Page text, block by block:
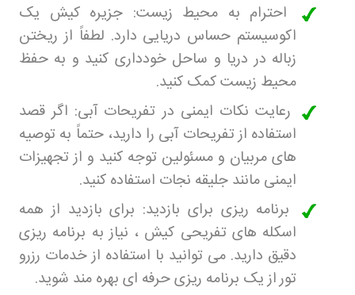
احترام به محیط زیست: جزیره کیش یک
اکوسیستم حساس دریایی دارد. لطفاً از ریختن
زباله در دریا و ساحل خودداری کنید و به حفظ
محیط زیست کمک کنید.
رعایت نکات ایمنی در تفریحات آبی: اگر قصد
استفاده از تفریحات آبی را دارید، حتماً به توصیه
های مربیان و مسئولین توجه کنید و از تجهیزات
ایمنی مانند جلیقه نجات استفاده کنید.
برنامه ریزی برای بازدید: برای بازدید از همه
اسکله های تفریحی کیش ، نیاز به برنامه ریزی
دقیق دارید. می توانید با استفاده از خدمات رزرو
توراز یک برنامه ریزی حرفه ای بهره مند شوید.